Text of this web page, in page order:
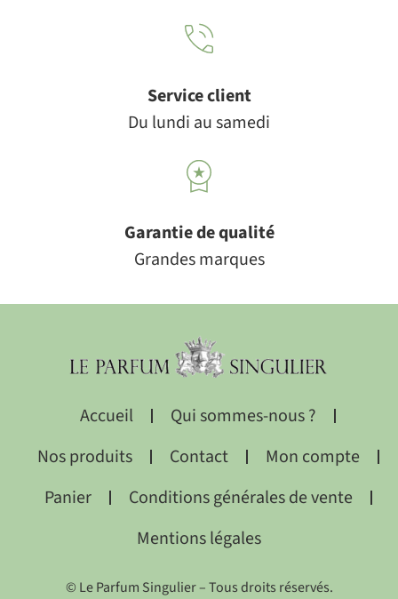
Service client
Du lundi au samedi
Garantie de qualité
Grandes marques
Accueil
Qui sommes-nous ?
Nos produits
Contact
Mon compte
Panier
Conditions générales de vente
Mentions légales
© Le Parfum Singulier – Tous droits réservés.